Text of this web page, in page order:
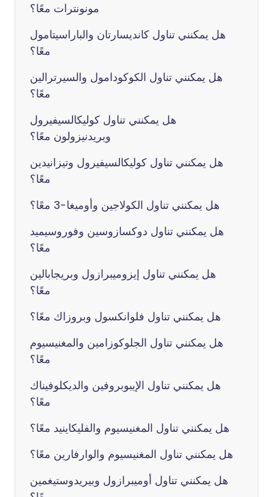
مونونترات معًا؟
هل يمكنني تناول كانديسارتان والباراسيتامول
معًا؟
هل يمكنني تناول الكوكودامول والسيرترالين
معًا؟
هل يمكنني تناول كوليكالسيفيرول
وبريدنيزولون معًا؟
هل يمكنني تناول كوليكالسيفيرول وتيزانيدين
معًا؟
هل يمكنني تناول الكولاجين وأوميغا-3 معًا؟
هل يمكنني تناول دوكسازوسين وفوروسيميد
معًا؟
هل يمكنني تناول إيزوميبرازول وبريجابالين
معًا؟
هل يمكنني تناول فلوانكسول وبروزاك معًا؟
هل يمكنني تناول الجلوكوزامين والمغنيسيوم
معًا؟
هل يمكنني تناول الإيبوبروفين والديكلوفيناك
معًا؟
هل يمكنني تناول المغنيسيوم والفليكاينيد معًا؟
هل يمكنني تناول المغنيسيوم والوارفارين معًا؟
هل يمكنني تناول أوميبرازول وبيريدوستيغمين